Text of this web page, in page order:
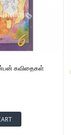
கவிதைகள்